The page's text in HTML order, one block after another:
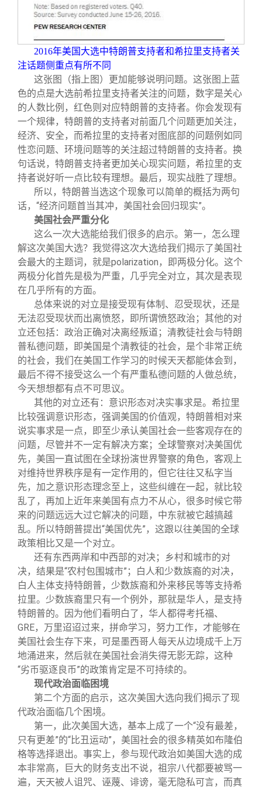
2016年美国大选中特朗普支持者和希拉里支持者关
注话题侧重点有所不同
这张图（指上图）更加能够说明问题。这张图上蓝
色的点是大选前希拉里支持者关注的问题，数字是关心
的人数比例，红色则对应特朗普的支持者。你会发现有
一个规律，特朗普的支持者对前面几个问题更加关注，
经济、安全，而希拉里的支持者对图底部的问题例如同
性恋问题、环境问题等的关注超过特朗普的支持者。换
句话说，特朗普支持者更加关心现实问题，希拉里的支
持者说好听一点比较有理想。最后，现实战胜了理想。
所以，特朗普当选这个现象可以简单的概括为两句
话，“经济问题首当其冲，美国社会回归现实”。
美国社会严重分化
这么一次大选能给我们很多的启示。第一，怎么理
解这次美国大选？我觉得这次大选给我们揭示了美国社
会最大的主题词，就是polarization，即两极分化。这个
两极分化首先是极为严重，几乎完全对立，其次是表现
在几乎所有的方面。
总体来说的对立是接受现有体制、忍受现状，还是
无法忍受现状而出离愤怒，即所谓愤怒政治；其他的对
立还包括：政治正确对决离经叛道；清教徒社会与特朗
普私德问题，即美国是个清教徒的社会，是个非常正统
的社会，我们在美国工作学习的时候天天都能体会到，
最后不得不接受这么一个有严重私德问题的人做总统，
今天想想都有点不可思议。
其他的对立还有：意识形态对决实事求是。希拉里
比较强调意识形态，强调美国的价值观，特朗普相对来
说实事求是一点，即至少承认美国社会一些客观存在的
问题，尽管并不一定有解决方案；全球警察对决美国优
先，美国一直试图在全球扮演世界警察的角色，客观上
对维持世界秩序是有一定作用的，但它往往又私字当
先，加之意识形态理念至上，这些纠缠在一起，就比较
乱了，再加上近年来美国有点力不从心，很多时候它带
来的问题远远大过它解决的问题，中东就被它越搞越
乱。所以特朗普提出“美国优先”，这跟以往美国的全球
政策相比又是一个对立。
还有东西两岸和中西部的对决；乡村和城市的对
决，结果是“农村包围城市”；白人和少数族裔的对决，
白人主体支持特朗普，少数族裔和外来移民等等支持希
拉里。少数族裔里只有一个例外，那就是华人，是支持
特朗普的。因为他们看明白了，华人都得考托福、
GRE，万里迢迢过来，拼命学习，努力工作，才能够在
美国社会生存下来，可是墨西哥人每天从边境成千上万
地涌进来，然后就在美国社会消失得无影无踪，这种
“劣币驱逐良币”的政策肯定是不可持续的。
现代政治面临困境
第二个方面的启示，这次美国大选向我们揭示了现
代政治面临几个困境。
第一，此次美国大选，基本上成了一个“没有最差，
只有更差”的“比丑运动”，美国社会的很多精英如布隆伯
格等选择退出。事实上，参与现代政治如美国大选的成
本非常高，巨大的财务支出不说，祖宗八代都要被骂一
遍，天天被人诅咒、诬蔑、诽谤，毫无隐私可言，而真